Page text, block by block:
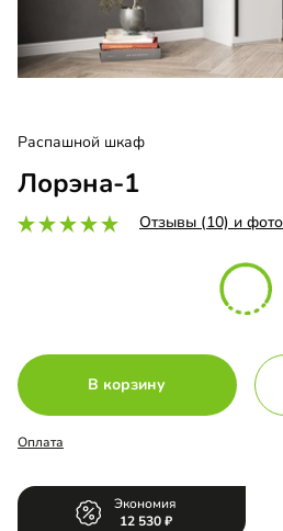
Распашной шкаф
Лорэна-1
Отзывы (10) и
В корзину
Оплата
Экономия
12 530